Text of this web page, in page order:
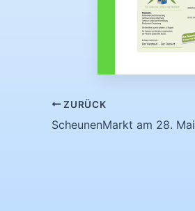
ZURÜCK
ScheunenMarkt am 28. Mai